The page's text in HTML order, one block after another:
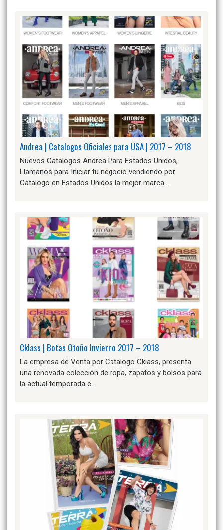
Andrea | Catalogos Oficiales para USA | 2017 – 2018
Nuevos Catalogos Andrea Para Estados Unidos,
Llamanos para Iniciar tu negocio vendiendo por
Catalogo en Estados Unidos la mejor marca…
Cklass | Botas Otoño Invierno 2017 – 2018
La empresa de Venta por Catalogo Cklass, presenta
una renovada colección de ropa, zapatos y bolsos para
la actual temporada e…